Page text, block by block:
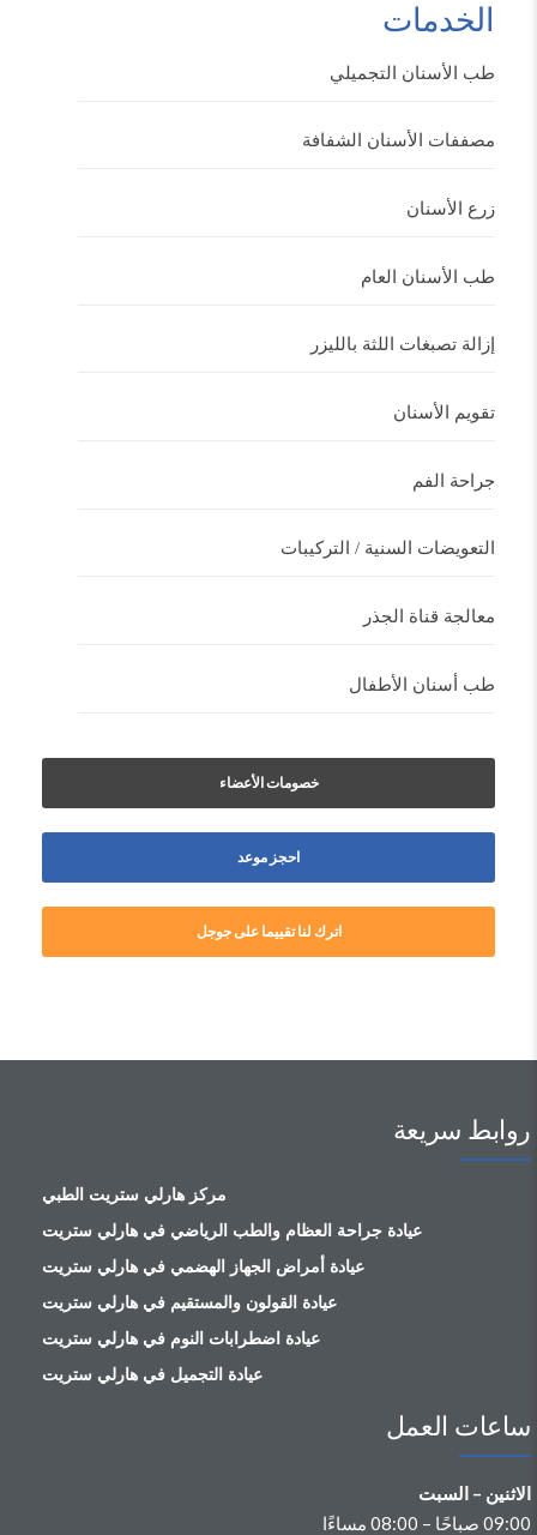
الخدمات
طب الأسنان التجميلي
مصففات الأسنان الشفافة
زرع الأسنان
طب الأسنان العام
إزالة تصبغات اللثة بالليزر
تقويم الأسنان
جراحة الفم
التعويضات السنية / التركيبات
معالجة قناة الجذر
طب أسنان الأطفال
خصومات الأعضاء
احجز موعد
اترك لنا تقييما على جوجل
روابط سريعة
مركز هارلي ستريت الطبي
عيادة جراحة العظام والطب الرياضي في هارلي ستريت
عيادة أمراض الجهاز الهضمي في هارلي ستريت
عيادة القولون والمستقيم في هارلي ستريت
عيادة اضطرابات النوم في هارلي ستريت
عيادة التجميل في هارلي ستريت
ساعات العمل
الاثنين – السبت
09:00 صباحًا – 08:00 مساءًا